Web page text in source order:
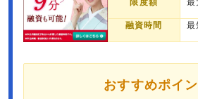
限度額 最
融資時間 最
おすすめポイ